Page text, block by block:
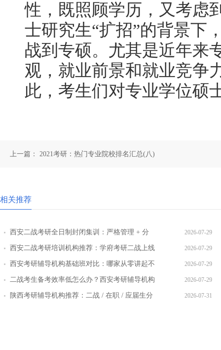
性，既照顾学历，又考虑
士研究生“扩招”的背景下
战到专硕。尤其是近年来
观，就业前景和就业竞争
此，考生们对专业学位硕
上一篇： 2021考研：热门专业院校排名汇总(八)
相关推荐
西安二战考研全日制封闭集训：严格管理 + 分
层教学效果实测
2026-07-29
西安二战考研培训机构推荐：学府考研二战上线
率提升路径
2026-07-29
西安考研辅导机构基础班对比：哪家从零讲起不
跳步骤
2026-07-29
二战考生备考效率低怎么办？西安考研辅导机构
提效方案盘点
2026-07-29
陕西考研辅导机构推荐：二战 / 在职 / 应届生分 2026-07-31